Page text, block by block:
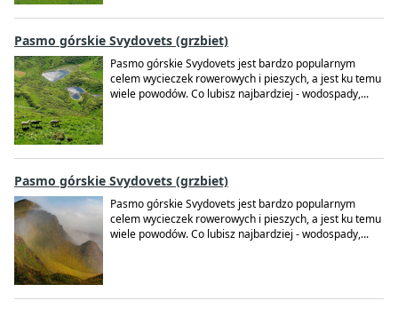
Pasmo górskie Svydovets (grzbiet)
Pasmo górskie Svydovets jest bardzo popularnym
celem wycieczek rowerowych i pieszych, a jest ku temu
wiele powodów. Co lubisz najbardziej - wodospady,...
Pasmo górskie Svydovets (grzbiet)
Pasmo górskie Svydovets jest bardzo popularnym
celem wycieczek rowerowych i pieszych, a jest ku temu
wiele powodów. Co lubisz najbardziej - wodospady,...